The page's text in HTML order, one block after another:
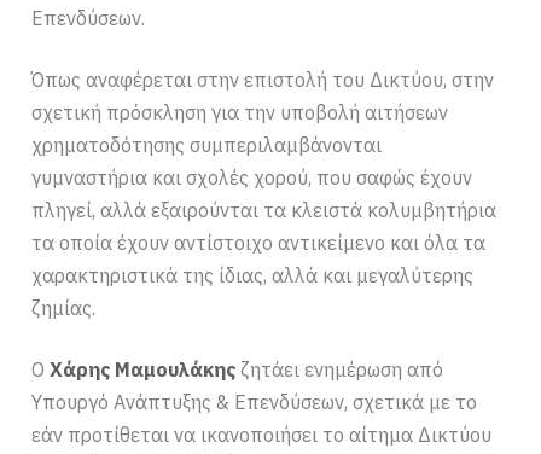
Επενδύσεων.
Όπως αναφέρεται στην επιστολή του Δικτύου, στην
σχετική πρόσκληση για την υποβολή αιτήσεων
χρηματοδότησης συμπεριλαμβάνονται
γυμναστήρια και σχολές χορού, που σαφώς έχουν
πληγεί, αλλά εξαιρούνται τα κλειστά κολυμβητήρια
τα οποία έχουν αντίστοιχο αντικείμενο και όλα τα
χαρακτηριστικά της ίδιας, αλλά και μεγαλύτερης
ζημίας.
ΟΧάρης Μαμουλάκης ζητάει ενημέρωση από
Υπουργό Ανάπτυξης & Επενδύσεων, σχετικά με το
εάν προτίθεται να ικανοποιήσει το αίτημα Δικτύου